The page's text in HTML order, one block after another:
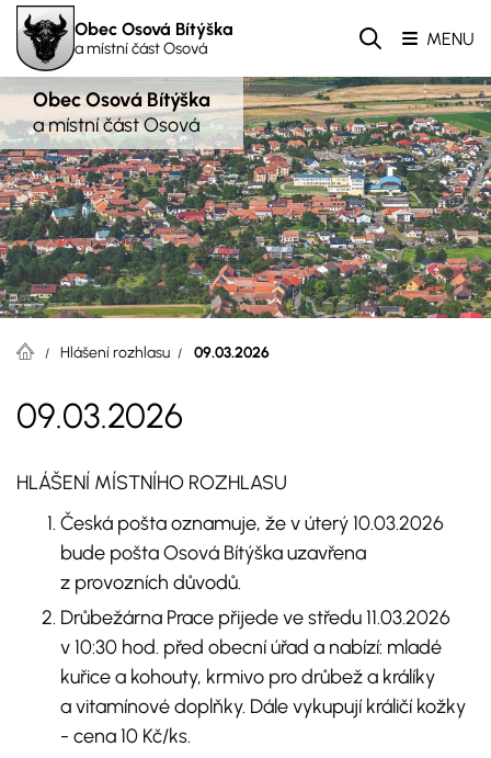
Obec Osová Bítýška
a místní část Osová MENU
Obec Osová Bítýška
a místní část Osová
Hlášení rozhlasu 09.03.2026
09.03.2026
HLÁŠENÍ MÍSTNÍHO ROZHLASU
Česká pošta oznamuje, že v úterý 10.03.2026
bude pošta Osová Bítýška uzavřena
z provozních důvodů.
Drůbežárna Prace přijede ve středu 11.03.2026
v 10:30 hod. před obecní úřad a nabízí: mladé
kuřice a kohouty, krmivo pro drůbež a králíky
a vitamínové doplňky. Dále vykupují králičí kožky
- cena 10 Kč/ks.